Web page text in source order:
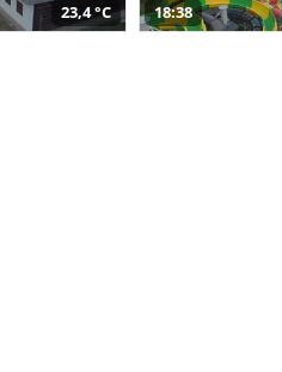
23,4 °C 18:38